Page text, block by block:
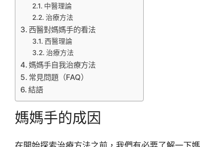
中醫理論
治療方法
西醫對媽媽手的看法
西醫理論
治療方法
媽媽手自我治療方法
常見問題（FAQ）
結語
媽媽手的成因